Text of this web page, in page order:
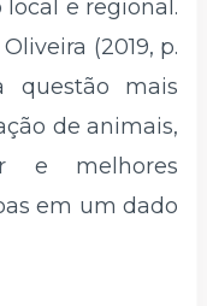
e regional.
(2019, p.
questão mais
de animais,
e melhores
em um dado